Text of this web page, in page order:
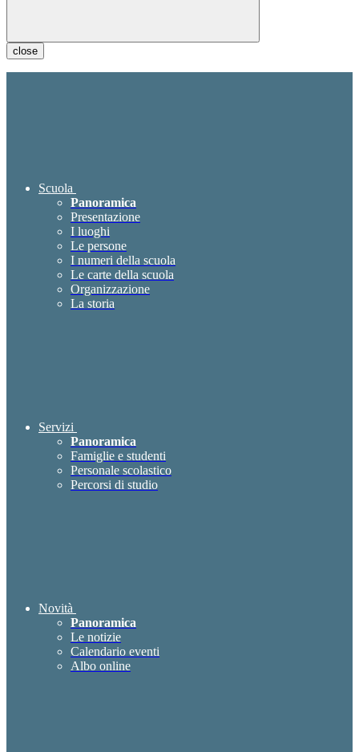
close
Scuola
Panoramica
Presentazione
I luoghi
Le persone
I numeri della scuola
Le carte della scuola
Organizzazione
La storia
Servizi
Panoramica
Famiglie e studenti
Personale scolastico
Percorsi di studio
Novità
Panoramica
Le notizie
Calendario eventi
Albo online